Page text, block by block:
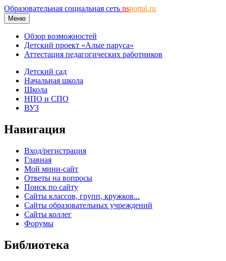
Образовательная социальная сеть nsportal.ru
Меню
Обзор возможностей
Детский проект «Алые паруса»
Аттестация педагогических работников
Детский сад
Начальная школа
Школа
НПО и СПО
ВУЗ
Навигация
Вход/регистрация
Главная
Мой мини-сайт
Ответы на вопросы
Поиск по сайту
Сайты классов, групп, кружков...
Сайты образовательных учреждений
Сайты коллег
Форумы
Библиотека